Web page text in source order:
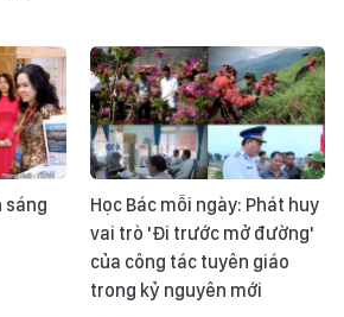
sáng
Học Bác mỗi ngày: Phát huy
vai trò 'Đi trước mở đường'
của công tác tuyên giáo
trong kỷ nguyên mới